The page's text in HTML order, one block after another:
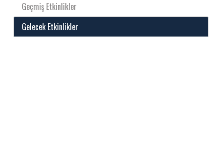
Geçmiş Etkinlikler
Gelecek Etkinlikler